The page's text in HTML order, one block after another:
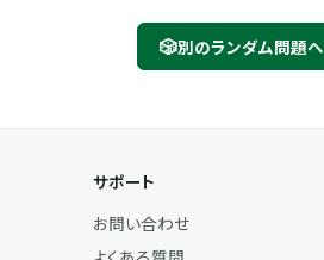
🎲別のランダム問題へ
サポート
お問い合わせ